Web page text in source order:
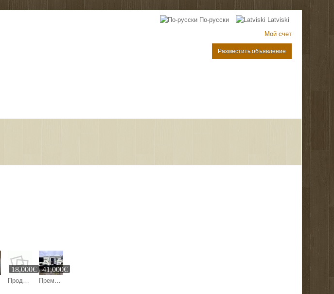
По-русски
Latviski
Мой счет
Разместить объявление
Продажа
18,000€
Премиальный жилой модуль 28 м² — готовый дом-дача, гостевой дом или юнит для глэмпинга
41,000€